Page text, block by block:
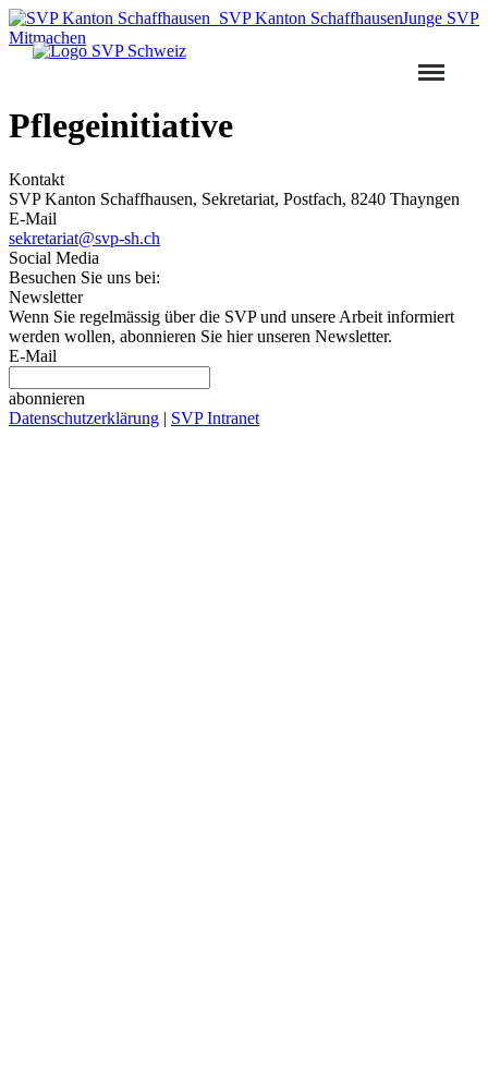
Junge SVP
SVP Kanton Schaffhausen
Mitmachen
Pflegeinitiative
Kontakt
SVP Kanton Schaffhausen, Sekretariat, Postfach, 8240 Thayngen
E-Mail
sekretariat@svp-sh.ch
Social Media
Besuchen Sie uns bei:
Newsletter
Wenn Sie regelmässig über die SVP und unsere Arbeit informiert
werden wollen, abonnieren Sie hier unseren Newsletter.
E-Mail
abonnieren
Datenschutzerklärung | SVP Intranet